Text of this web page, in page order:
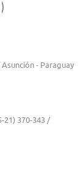
- Paraguay
21) 370-343 /